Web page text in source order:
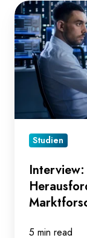
Interview:
Rainer
Braun
zu
den
B2B
Marktforschung
2020
Studien
5 min read